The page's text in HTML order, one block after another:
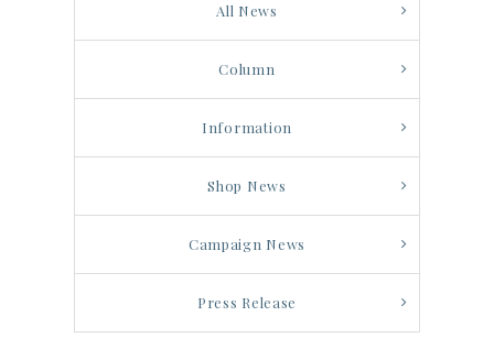
All News
Column
Information
Shop News
Campaign News
Press Release